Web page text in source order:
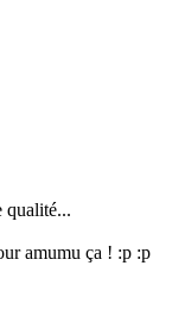
qualité...
amumu ça ! :p :p